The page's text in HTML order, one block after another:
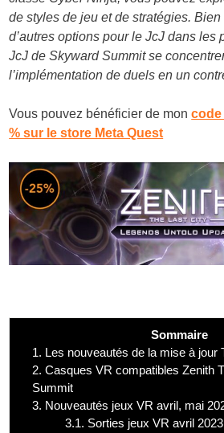
de styles de jeu et de stratégies.
d’autres options pour le JcJ dans les
JcJ de Skyward Summit se
l’implémentation de duels en un
Vous pouvez bénéficier de moncode
% sur le store Meta Quest
Sommaire
1. Les nouveautés de la mise à jour
2. Casques VR compatibles Zenith
Summit
3. Nouveautés jeux VR avril, mai
3.1. Sorties jeux VR avril 2023